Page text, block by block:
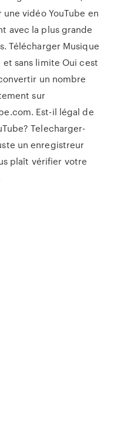
vidéo YouTube en
avec la plus grande
Télécharger Musique
sans limite Oui cest
un nombre
sur
Est-il légal de
Telecharger-
un enregistreur
plaît vérifier votre